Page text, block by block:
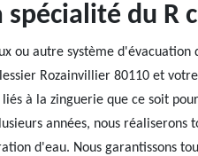
spécialité du R
ou autre système d'évacuation
Rozainvillier 80110 et
à la zinguerie que ce soit
années, nous réaliserons
d'eau. Nous garantissons